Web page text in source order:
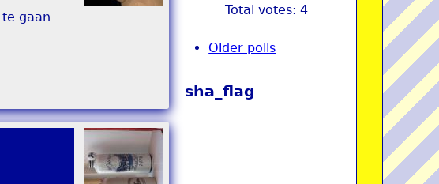
gaan
Total votes: 4
Older polls
sha_flag